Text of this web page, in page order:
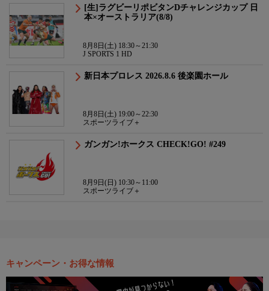
[生]ラグビーリポビタンDチャレンジカップ 日
本×オーストラリア(8/8)
8月8日(土) 18:30～21:30
J SPORTS 1 HD
新日本プロレス 2026.8.6 後楽園ホール
8月8日(土) 19:00～22:30
スポーツライブ＋
ガンガン!ホークス CHECK!GO! #249
8月9日(日) 10:30～11:00
スポーツライブ＋
キャンペーン・お得な情報